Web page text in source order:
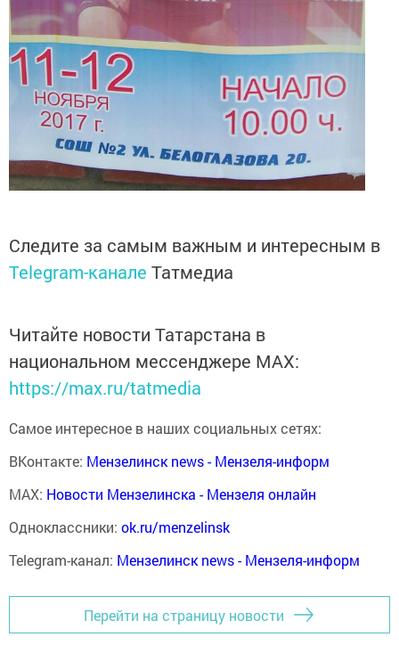
Следите за самым важным и интересным в
Telegram-канале Татмедиа
Читайте новости Татарстана в
национальном мессенджере MАХ:
https://max.ru/tatmedia
Самое интересное в наших социальных сетях:
ВКонтакте: Мензелинск news - Мензеля-информ
MAX: Новости Мензелинска - Мензеля онлайн
Одноклассники: ok.ru/menzelinsk
Telegram-канал: Мензелинск news - Мензеля-информ
Перейти на страницу новости